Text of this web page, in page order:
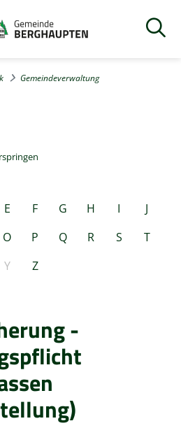
Gemeindeverwaltung
E F G H I
J
O P Q R S
T
Y Z
-